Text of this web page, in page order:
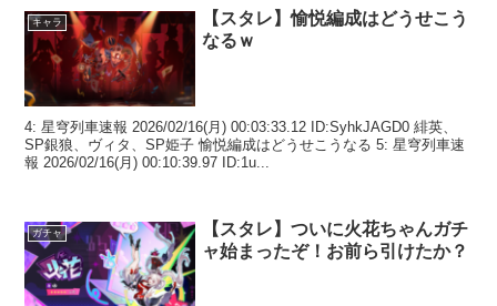
キャラ
【スタレ】愉悦編成はどうせこう
なるｗ
4: 星穹列車速報 2026/02/16(月) 00:03:33.12 ID:SyhkJAGD0 緋英、
SP銀狼、ヴィタ、SP姫子 愉悦編成はどうせこうなる 5: 星穹列車速
報 2026/02/16(月) 00:10:39.97 ID:1u...
ガチャ
【スタレ】ついに火花ちゃんガチ
ャ始まったぞ！お前ら引けたか？